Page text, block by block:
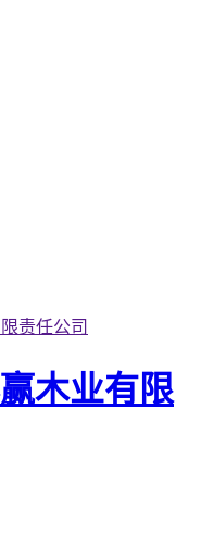
责任公司